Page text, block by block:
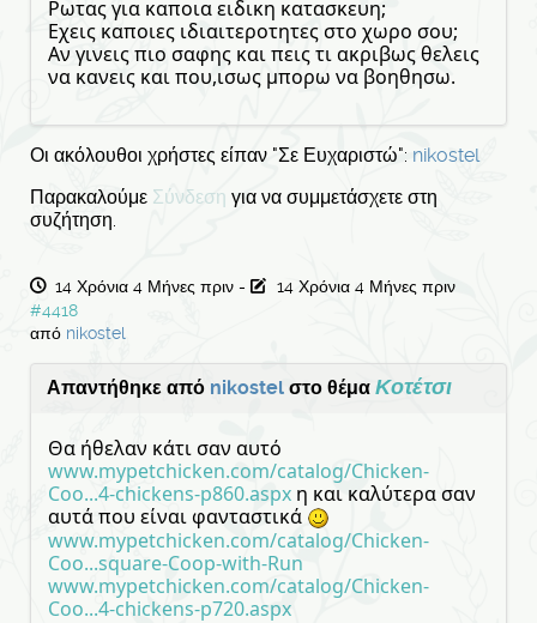
Ρωτας για καποια ειδικη κατασκευη;
Εχεις καποιες ιδιαιτεροτητες στο χωρο σου;
Αν γινεις πιο σαφης και πεις τι ακριβως θελεις
να κανεις και που,ισως μπορω να βοηθησω.
Οι ακόλουθοι χρήστες είπαν "Σε Ευχαριστώ": nikostel
Παρακαλούμε Σύνδεση για να συμμετάσχετε στη
συζήτηση.
14 Χρόνια 4 Μήνες πριν -
14 Χρόνια 4 Μήνες πριν
#4418
από nikostel
Απαντήθηκε από nikostel στο θέμα Κοτέτσι
Θα ήθελαν κάτι σαν αυτό
www.mypetchicken.com/catalog/Chicken-
Coo...4-chickens-p860.aspx η και καλύτερα σαν
αυτά που είναι φανταστικά
www.mypetchicken.com/catalog/Chicken-
Coo...square-Coop-with-Run
www.mypetchicken.com/catalog/Chicken-
Coo...4-chickens-p720.aspx